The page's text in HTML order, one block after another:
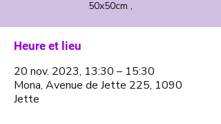
Heure et lieu
20 nov. 2023, 13:30 – 15:30
Mona, Avenue de Jette 225, 1090
Jette